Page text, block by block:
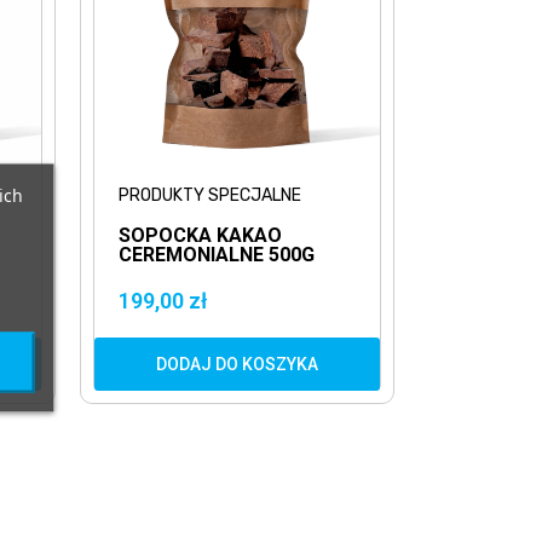
PRODUKTY SPECJALNE
SOPOCKA KAKAO
CEREMONIALNE 500G
ESENCJA EKWADORU
199,00 zł
DODAJ DO KOSZYKA